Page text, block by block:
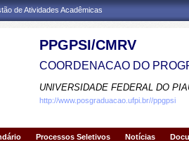
de Atividades Acadêmicas
PPGPSI/CMRV
COORDENACAO DO
UNIVERSIDADE FEDERAL DO
http://www.posgraduacao.ufpi.br//ppgpsi
Processos Seletivos Notícias